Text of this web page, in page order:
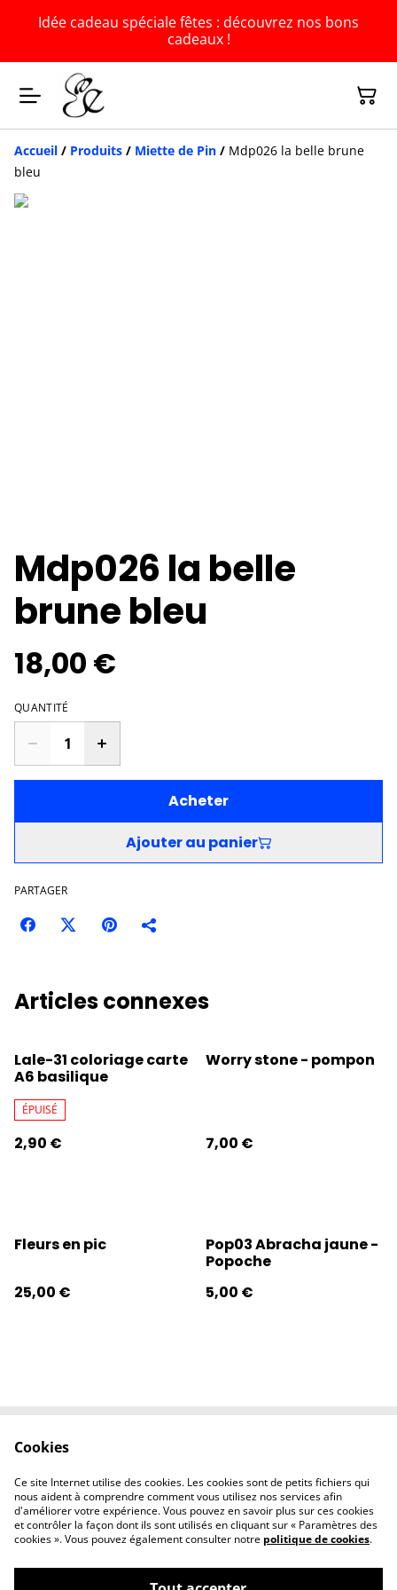
Idée cadeau spéciale fêtes : découvrez nos bons
cadeaux !
Accueil / Produits / Miette de Pin / Mdp026 la belle brune
bleu
Mdp026 la belle
brune bleu
18,00 €
QUANTITÉ
Acheter
Ajouter au panier
PARTAGER
Articles connexes
Lale-31 coloriage carte
A6 basilique
ÉPUISÉ
2,90 €
Worry stone - pompon
7,00 €
Fleurs en pic
25,00 €
Pop03 Abracha jaune -
Popoche
5,00 €
Contactez-nous
Politique de
confidentialité
Politique de
cookies
Cookies
Ce site Internet utilise des cookies. Les cookies sont de petits fichiers qui
nous aident à comprendre comment vous utilisez nos services afin
d'améliorer votre expérience. Vous pouvez en savoir plus sur ces cookies
et contrôler la façon dont ils sont utilisés en cliquant sur « Paramètres des
cookies ». Vous pouvez également consulter notre politique de cookies.